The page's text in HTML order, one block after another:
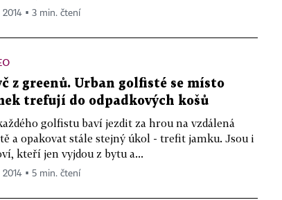
2014 ▪ 3 min. čtení
z greenů. Urban golfisté se místo
trefují do odpadkových košů
golfistu baví jezdit za hrou na vzdálená
a opakovat stále stejný úkol - trefit jamku. Jsou i
kteří jen vyjdou z bytu a...
2014 ▪ 5 min. čtení